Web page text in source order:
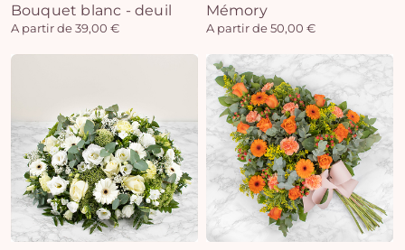
Bouquet blanc - deuil
A partir de 39,00 €
Mémory
A partir de 50,00 €